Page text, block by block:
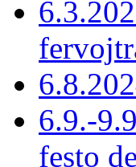
6.9.-
festo